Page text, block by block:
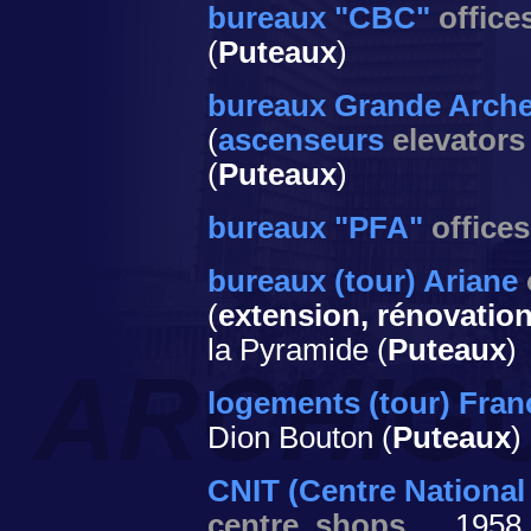
bureaux "CBC"
(Puteaux)
bureaux Grande
(ascenseurs elevators
(Puteaux)
bureaux "PFA" offices
bureaux (tour) Ariane
(extension,
la Pyramide (Puteaux)
logements (tour)
Dion Bouton (Puteaux)
CNIT (Centre